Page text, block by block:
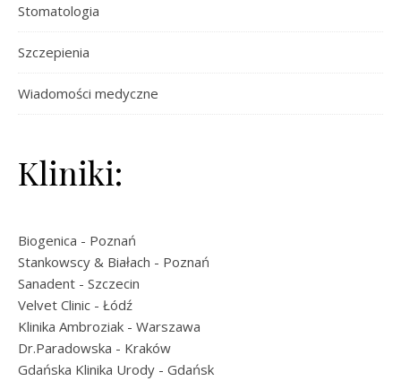
Stomatologia
Szczepienia
Wiadomości medyczne
Kliniki:
Biogenica - Poznań
Stankowscy & Białach - Poznań
Sanadent - Szczecin
Velvet Clinic - Łódź
Klinika Ambroziak - Warszawa
Dr.Paradowska - Kraków
Gdańska Klinika Urody - Gdańsk